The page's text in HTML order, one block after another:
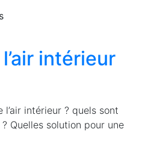
intérieur
l’air intérieur ? quels sont
Quelles solution pour une